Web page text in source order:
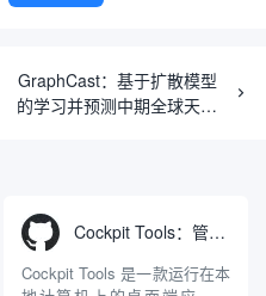
GraphCast：基于扩散模型
的学习并预测中期全球天气
Cockpit Tools：管理多个AI编程IDE账号与配置多开独立实例的本地桌面应用
Cockpit Tools 是一款运行在本